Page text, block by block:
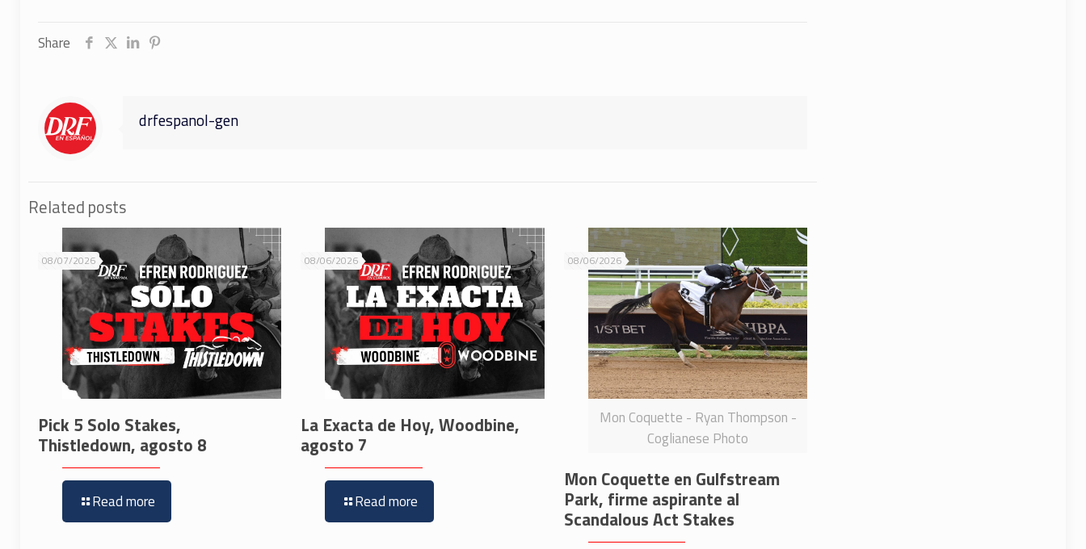
Share
drfespanol-gen
Related posts
08/07/2026
Pick 5 Solo Stakes,
Thistledown, agosto 8
Read more
08/06/2026
La Exacta de Hoy, Woodbine,
agosto 7
Read more
Mon Coquette - Ryan Thompson -
Coglianese Photo
08/06/2026
Mon Coquette en Gulfstream
Park, firme aspirante al
Scandalous Act Stakes